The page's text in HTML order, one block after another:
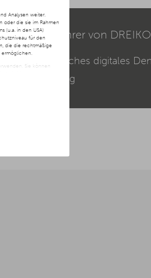
Analysen weiter.
oder die sie im Rahmen
(u.a. in den USA)
für den
die die rechtmäßige
ermöglichen.
Sie können
klicken.
von
ganzheitliches digitales
Verantwortung